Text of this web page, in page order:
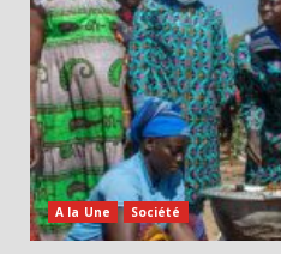
A la Une Société